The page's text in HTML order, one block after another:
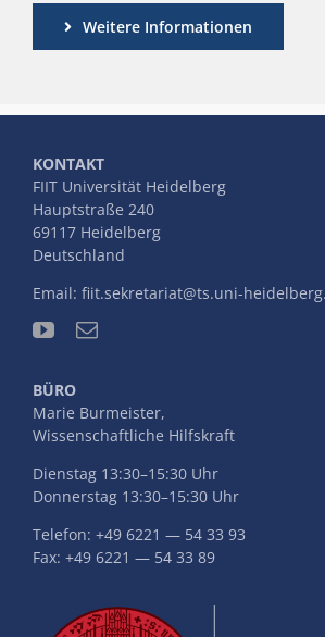
Weitere Informationen
KONTAKT
FIIT Universität Heidelberg
Hauptstraße 240
69117 Heidelberg
Deutschland
Email: fiit.sekretariat@ts.uni-
BÜRO
Marie Burmeister,
Wissenschaftliche Hilfskraft
Dienstag 13:30–15:30 Uhr
Donnerstag 13:30–15:30 Uhr
Telefon: +49 6221 — 54 33 93
Fax: +49 6221 — 54 33 89